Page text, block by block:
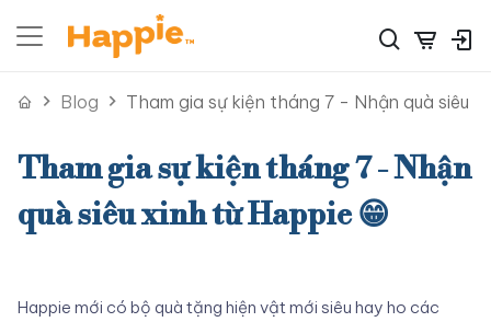
Blog Tham gia sự kiện tháng 7 - Nhận quà siêu
Tham gia sự kiện tháng 7 - Nhận
quà siêu xinh từ Happie 😁
Happie mới có bộ quà tặng hiện vật mới siêu hay ho các